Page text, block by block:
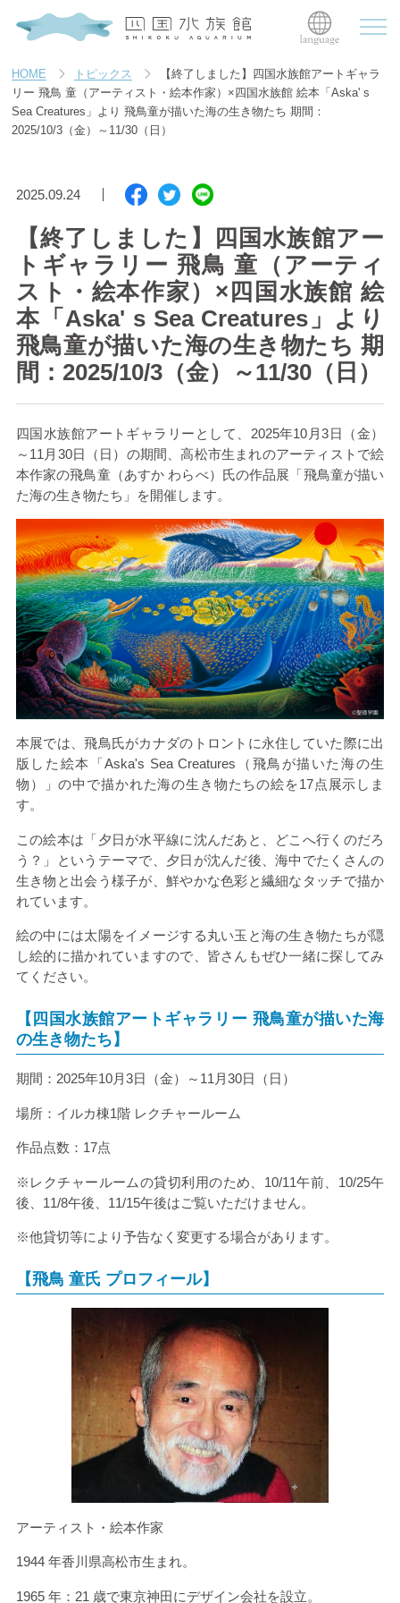
HOME トピックス
【終了しました】四国水族館アートギャラ
リー 飛鳥 童（アーティスト・絵本作家）×四国水族館 絵本「Aska' s
Sea Creatures」より 飛鳥童が描いた海の生き物たち 期間：
2025/10/3（金）～11/30（日）
2025.09.24
【終了しました】四国水族館アー
トギャラリー 飛鳥 童（アーティ
スト・絵本作家）×四国水族館 絵
本「Aska' s Sea Creatures」より
飛鳥童が描いた海の生き物たち 期
間：2025/10/3（金）～11/30（日）
四国水族館アートギャラリーとして、 2025年10 月3日（金）
～ 11 月 30日（日）の期間、高松市生まれのアーティストで絵
本作家の飛鳥童（あすか わらべ）氏の作品展「飛鳥童が描い
た海の生き物たち」を開催します。
本展では、飛鳥氏がカナダのトロントに永住していた際に出
版した絵本「Aska's Sea Creatures （飛鳥が描いた海の生
物）」の中で描かれた海の生き物たちの絵を17点展示しま
す。
この絵本は「夕日が水平線に沈んだあと、どこへ行くのだろ
う？」というテーマで、夕日が沈んだ後、海中でたくさんの
生き物と出会う様子が、鮮やかな色彩と繊細なタッチで描か
れています。
絵の中には太陽をイメージする丸い玉と海の生き物たちが隠
し絵的に描かれていますので、皆さんもぜひ一緒に探してみ
てください。
【四国水族館アートギャラリー 飛鳥童が描いた海
の生き物たち】
期間： 2025年10月3日（金）～ 11 月30日（日）
場所：イルカ棟1階 レクチャールーム
作品点数：17点
※レクチャールームの貸切利用のため、10/11午前、 10/25午
後、 11/8午後、 11/15午後はご覧いただけません。
※他貸切等により予告なく変更する場合があります。
【飛鳥 童氏 プロフィール】
アーティスト・絵本作家
1944 年香川県高松市生まれ。
1965 年： 21 歳で東京神田にデザイン会社を設立。